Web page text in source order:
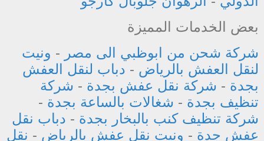
بعض الخدمات المميزة
شركة شحن من ابوظبي الى مصر - ونيت
لنقل العفش بالرياض - دباب لنقل العفش
بجدة - شركة نقل عفش بجدة - شركة
تنظيف بجدة - شغالات بالساعة بجدة -
شركة تنظيف كنب بالبخار بجدة - دباب نقل
عفش جدة - ونيت نقل عفش بالرياض - نقل